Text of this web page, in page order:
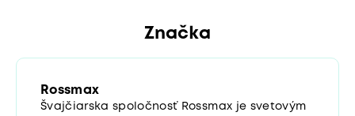
Značka
Rossmax
Švajčiarska spoločnosť Rossmax je svetovým